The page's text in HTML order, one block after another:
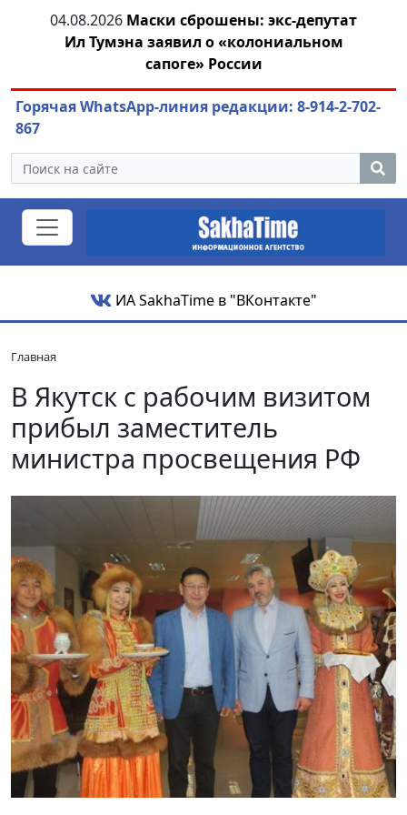
04.08.2026 Маски сброшены: экс-депутат
Ил Тумэна заявил о «колониальном
сапоге» России
Горячая WhatsApp-линия редакции: 8-914-2-702-
867
ИА SakhaTime в "ВКонтакте"
Главная
В Якутск с рабочим визитом
прибыл заместитель
министра просвещения РФ